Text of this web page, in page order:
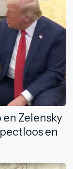
Zelensky
en